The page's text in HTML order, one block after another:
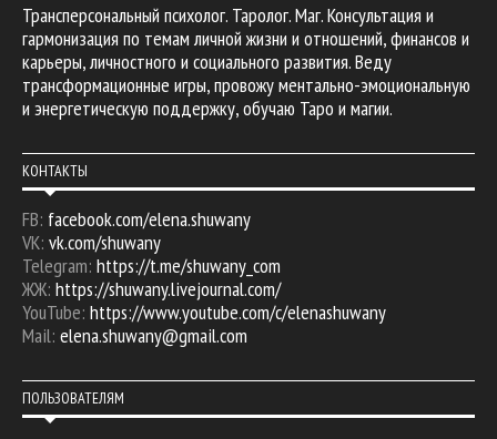
Трансперсональный психолог. Таролог. Маг. Консультация и
гармонизация по темам личной жизни и отношений, финансов и
карьеры, личностного и социального развития. Веду
трансформационные игры, провожу ментально-эмоциональную
и энергетическую поддержку, обучаю Таро и магии.
КОНТАКТЫ
FB: facebook.com/elena.shuwany
VK: vk.com/shuwany
Telegram: https://t.me/shuwany_com
ЖЖ: https://shuwany.livejournal.com/
YouTube: https://www.youtube.com/c/elenashuwany
Mail: elena.shuwany@gmail.com
ПОЛЬЗОВАТЕЛЯМ